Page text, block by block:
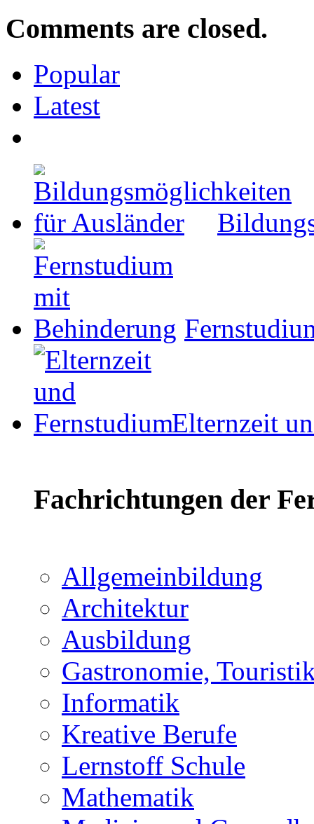
Comments are closed.
Popular
Latest
Elternzeit
Fachrichtungen der
Allgemeinbildung
Architektur
Ausbildung
Gastronomie,
Informatik
Kreative Berufe
Lernstoff Schule
Mathematik